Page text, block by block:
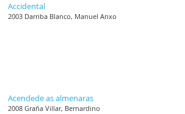
Accidental
2003 Darriba Blanco, Manuel Anxo
Acendede as almenaras
2008 Graña Villar, Bernardino